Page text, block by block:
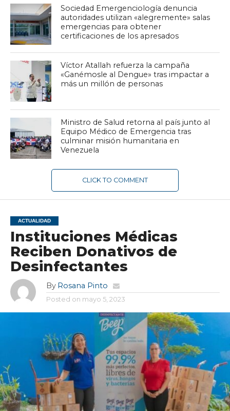
Sociedad Emergenciología denuncia
autoridades utilizan «alegremente» salas
emergencias para obtener
certificaciones de los apresados
Víctor Atallah refuerza la campaña
«Ganémosle al Dengue» tras impactar a
más un millón de personas
Ministro de Salud retorna al país junto al
Equipo Médico de Emergencia tras
culminar misión humanitaria en
Venezuela
CLICK TO COMMENT
ACTUALIDAD
Instituciones Médicas
Reciben Donativos de
Desinfectantes
By Rosana Pinto
Posted on mayo 5, 2023